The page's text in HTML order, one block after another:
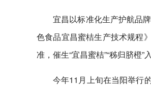
宜昌以标准化生产护航品
色食品宜昌蜜桔生产技术规程
准，催生“宜昌蜜桔”“秭归脐橙
今年11月上旬在当阳举行